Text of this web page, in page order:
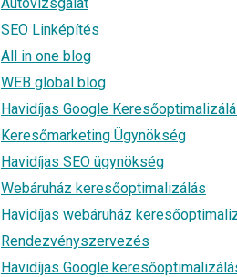
SEO Linképítés
All in one blog
WEB global blog
Havidíjas Google
Keresőmarketing Ügynökség
Havidíjas SEO ügynökség
Webáruház keresőoptimalizálás
Havidíjas webáruház
Rendezvényszervezés
Havidíjas Google